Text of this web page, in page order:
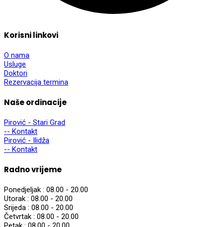
Korisni linkovi
O nama
Usluge
Doktori
Rezervacija termina
Naše ordinacije
Pirović - Stari Grad
-- Kontakt
Pirović - Ilidža
-- Kontakt
Radno vrijeme
Ponedjeljak : 08.00 - 20.00
Utorak : 08.00 - 20.00
Srijeda : 08.00 - 20.00
Četvrtak : 08.00 - 20.00